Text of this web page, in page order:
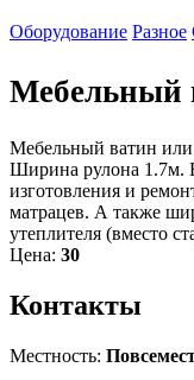
Оборудование Разное
Мебельный
Мебельный ватин
Ширина рулона 1.7м.
изготовления и
матрацев. А также
утеплителя (вместо
Цена: 30
Контакты
Местность: